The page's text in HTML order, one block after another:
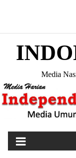
i
o
Media